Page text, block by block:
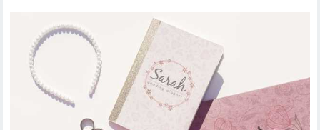
7 Keterampilan Penting untuk Menjadi Perencana
Pernikahan yang Sukses